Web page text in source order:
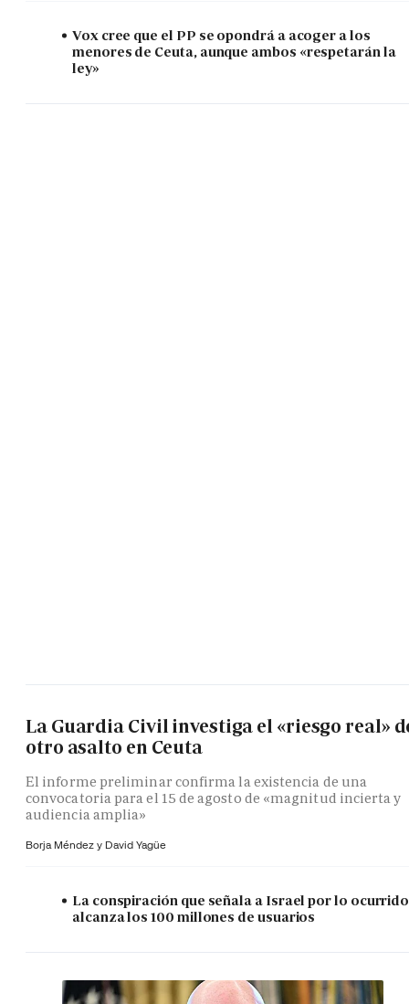
Vox cree que el PP se opondrá a acoger a los
menores de Ceuta, aunque ambos «respetarán la
ley»
La Guardia Civil investiga el «riesgo real»
otro asalto en Ceuta
El informe preliminar confirma la existencia de una
convocatoria para el 15 de agosto de «magnitud incierta y
audiencia amplia»
Borja Méndez y David Yagüe
La conspiración que señala a Israel por lo ocurrido
alcanza los 100 millones de usuarios